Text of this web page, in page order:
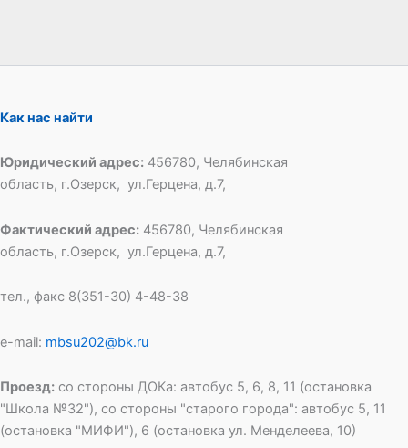
Как нас найти
Юридический адрес: 456780, Челябинская
область, г.Озерск, ул.Герцена, д.7,
Фактический адрес: 456780, Челябинская
область, г.Озерск, ул.Герцена, д.7,
тел., факс 8(351-30) 4-48-38
e-mail: mbsu202@bk.ru
Проезд: со стороны ДОКа: автобус 5, 6, 8, 11 (остановка
"Школа №32"), со стороны "старого города": автобус 5, 11
(остановка "МИФИ"), 6 (остановка ул. Менделеева, 10)